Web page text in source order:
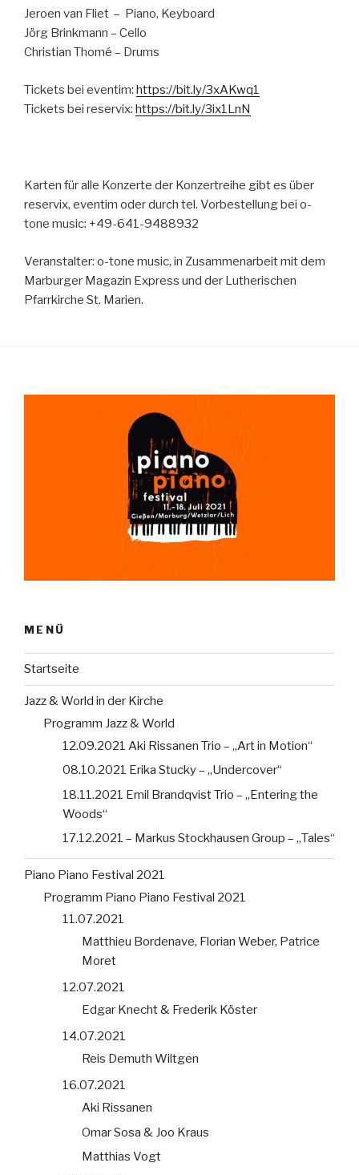
Jeroen van Fliet – Piano, Keyboard
Jörg Brinkmann – Cello
Christian Thomé – Drums
Tickets bei eventim: https://bit.ly/3xAKwq1
Tickets bei reservix: https://bit.ly/3ix1LnN
Karten für alle Konzerte der Konzertreihe gibt es über
reservix, eventim oder durch tel. Vorbestellung bei o-
tone music: +49-641-9488932
Veranstalter: o-tone music, in Zusammenarbeit mit dem
Marburger Magazin Express und der Lutherischen
Pfarrkirche St. Marien.
MENÜ
Startseite
Jazz & World in der Kirche
Programm Jazz & World
12.09.2021 Aki Rissanen Trio – „Art in Motion“
08.10.2021 Erika Stucky – „Undercover“
18.11.2021 Emil Brandqvist Trio – „Entering the
Woods“
17.12.2021 – Markus Stockhausen Group – „Tales“
Piano Piano Festival 2021
Programm Piano Piano Festival 2021
11.07.2021
Matthieu Bordenave, Florian Weber, Patrice
Moret
12.07.2021
Edgar Knecht & Frederik Köster
14.07.2021
Reis Demuth Wiltgen
16.07.2021
Aki Rissanen
Omar Sosa & Joo Kraus
Matthias Vogt